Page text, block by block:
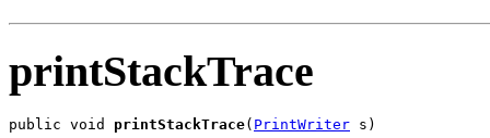
printStackTrace
public void printStackTrace( PrintWriter s)